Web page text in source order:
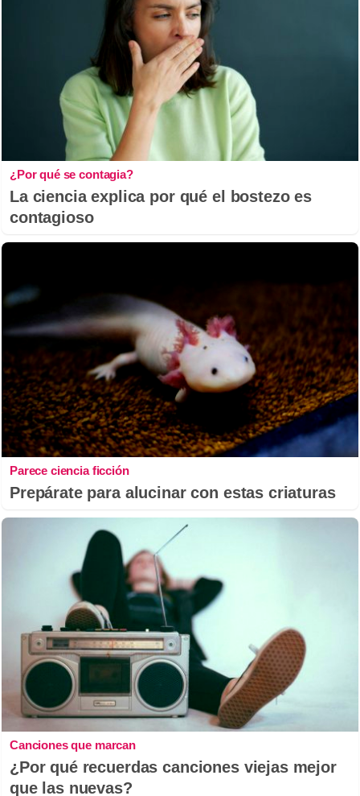
¿Por qué se contagia?
La ciencia explica por qué el bostezo es
contagioso
Parece ciencia ficción
Prepárate para alucinar con estas criaturas
Canciones que marcan
¿Por qué recuerdas canciones viejas mejor
que las nuevas?